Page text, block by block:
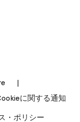
|
に関する通知
・ポリシー